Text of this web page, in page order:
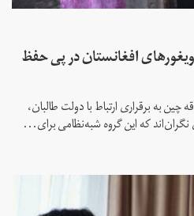
افغانستان در پی حفظ
چین به برقراری ارتباط با دولت طالبان،
نگران‌اند که این گروه شبه‌نظامی برای...